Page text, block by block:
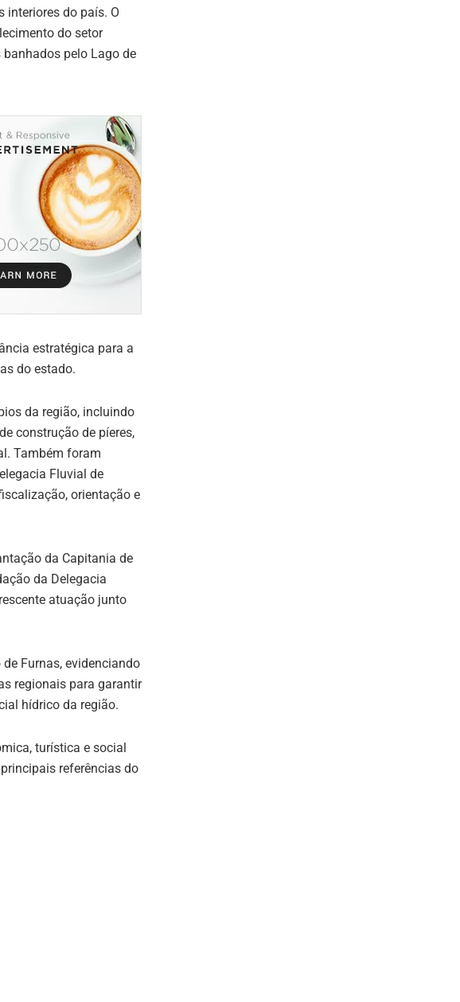
interiores do país. O
do setor
pelo Lago de
estratégica para a
do estado.
da região, incluindo
construção de píeres,
Também foram
Fluvial de
orientação e
da Capitania de
da Delegacia
atuação junto
Furnas, evidenciando
regionais para garantir
hídrico da região.
turística e social
referências do